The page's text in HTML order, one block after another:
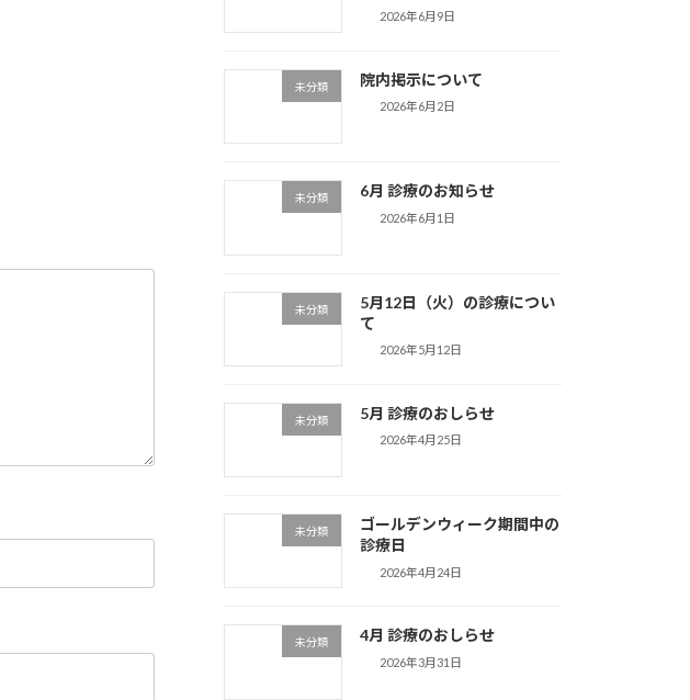
2026年6月9日
未分類 院内掲示について
2026年6月2日
未分類 6月 診療のお知らせ
2026年6月1日
未分類
5月12日（火）の診療につい
て
2026年5月12日
未分類 5月 診療のおしらせ
2026年4月25日
未分類
ゴールデンウィーク期間中の
診療日
2026年4月24日
未分類 4月 診療のおしらせ
2026年3月31日